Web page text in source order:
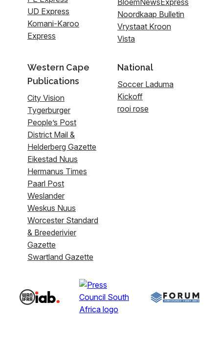
UD Express
Komani-Karoo
Express
Noordkaap Bulletin
Vrystaat Kroon
Vista
Western Cape
Publications
City Vision
Tygerburger
People’s Post
District Mail &
Helderberg Gazette
Eikestad Nuus
Hermanus Times
Paarl Post
Weslander
Weskus Nuus
Worcester Standard
& Breederivier
Gazette
Swartland Gazette
National
Soccer Laduma
Kickoff
rooi rose